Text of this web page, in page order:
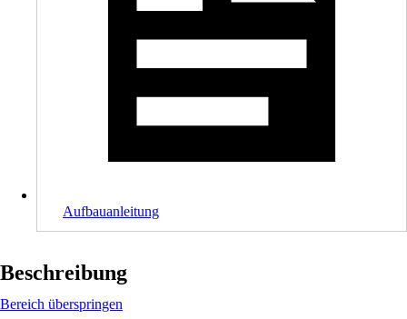
Aufbauanleitung
Beschreibung
Bereich überspringen